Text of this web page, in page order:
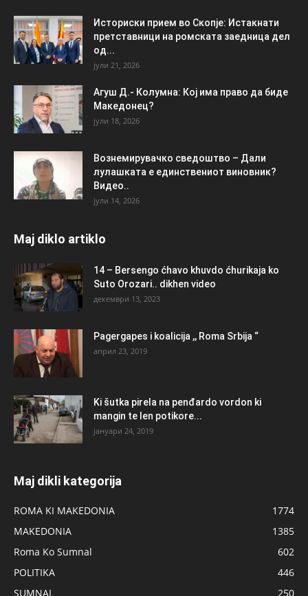
Историски прием во Скопје: Истакнати
претставници на ромската заедница дел
од...
јули 21, 2026
Агуш Д.- Колумна: Кој има право да биде
Македонец?
јули 18, 2026
Вознемирувачко сведоштво – Дали
лулашката е единствениот виновник?
Видео..
јули 14, 2026
Maj diklo artiklo
14 – Bersengo ćhavo khuvdo ćhurikaja ko
Suto Orozari.. dikhen video
декември 13, 2023
Pagergapes i koalicija ,, Roma Srbija “
април 23, 2019
Ki šutka pirela na penđardo vordon ki
mangin te len potikore...
јануари 24, 2019
Maj dikli kategorija
ROMA KI MAKEDONIA
1774
MAKEDONIA
1385
Roma Ko Sumnal
602
POLITIKA
446
SUMNAL
250